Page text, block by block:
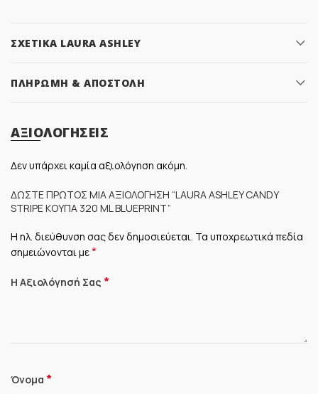
ΣΧΕΤΙΚΆ LAURA ASHLEY
ΠΛΗΡΩΜΉ & ΑΠΟΣΤΟΛΉ
ΑΞΙΟΛΟΓΉΣΕΙΣ
Δεν υπάρχει καμία αξιολόγηση ακόμη.
ΔΏΣΤΕ ΠΡΏΤΟΣ ΜΊΑ ΑΞΙΟΛΌΓΗΣΗ “LAURA ASHLEY CANDY
STRIPE ΚΟΎΠΑ 320 ML BLUEPRINT”
Η ηλ. διεύθυνση σας δεν δημοσιεύεται. Τα υποχρεωτικά πεδία
σημειώνονται με*
Η Αξιολόγησή Σας *
Όνομα *